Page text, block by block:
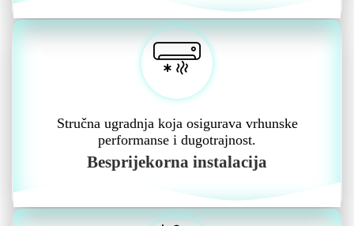
Stručna ugradnja koja osigurava vrhunske
performanse i dugotrajnost.
Besprijekorna instalacija